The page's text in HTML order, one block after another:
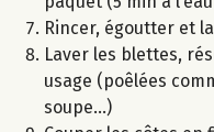
Rincer, égoutter et
Laver les blettes,
usage (poêlées
soupe...)